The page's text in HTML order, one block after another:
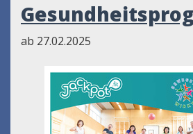
ab 27.02.2025